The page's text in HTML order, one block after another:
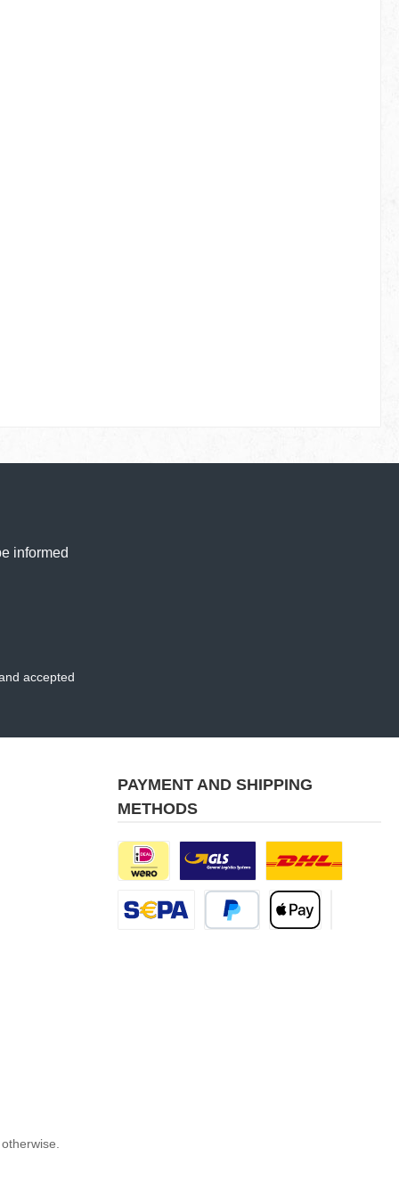
informed
accepted
PAYMENT AND SHIPPING
METHODS
Custom image 1Custom image 2